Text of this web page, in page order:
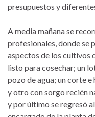
presupuestos y
A media mañana se
profesionales, donde se
aspectos de los cultivos
listo para cosechar; un
pozo de agua; un corte e
y otro con sorgo recién
y por último se regresó